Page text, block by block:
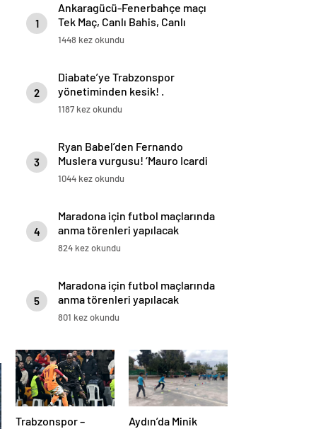
1
Ankaragücü-Fenerbahçe maçı
Tek Maç, Canlı Bahis, Canlı
Sohbet ve Şampiyon Oran
1448 kez okundu
2
Diabate’ye Trabzonspor
yönetiminden kesik! .
1187 kez okundu
3
Ryan Babel’den Fernando
Muslera vurgusu! ‘Mauro Icardi
her zaman gol atmak ister’
1044 kez okundu
4
Maradona için futbol maçlarında
anma törenleri yapılacak
824 kez okundu
5
Maradona için futbol maçlarında
anma törenleri yapılacak
801 kez okundu
Trabzonspor –
Aydın’da Minik